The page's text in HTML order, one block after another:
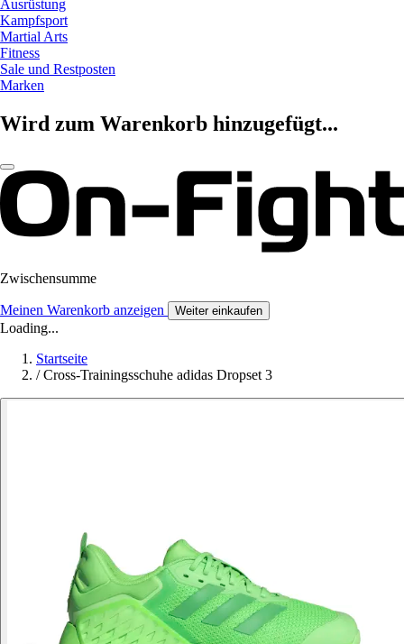
Ausrüstung
Kampfsport
Martial Arts
Fitness
Sale und Restposten
Marken
Wird zum Warenkorb hinzugefügt...
Zwischensumme
Meinen Warenkorb anzeigen Weiter einkaufen
Loading...
Startseite
/ Cross-Trainingsschuhe adidas Dropset 3